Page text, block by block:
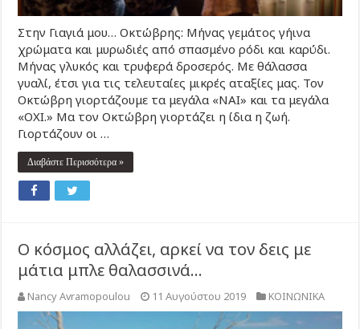
Στην Γιαγιά μου… Οκτώβρης: Μήνας γεμάτος γήινα
χρώματα και μυρωδιές από σπασμένο ρόδι και καρύδι.
Μήνας γλυκός και τρυφερά δροσερός. Με θάλασσα
γυαλί, έτσι για τις τελευταίες μικρές αταξίες μας. Τον
Οκτώβρη γιορτάζουμε τα μεγάλα «ΝΑΙ» και τα μεγάλα
«ΟΧΙ.» Μα τον Οκτώβρη γιορτάζει η ίδια η ζωή.
Γιορτάζουν οι …
Διαβάστε Περισσότερα »
Ο κόσμος αλλάζει, αρκεί να τον δεις με
μάτια μπλε θαλασσινά…
Nancy Avramopoulou 11 Αυγούστου 2019 ΚΟΙΝΩΝΙΚΑ